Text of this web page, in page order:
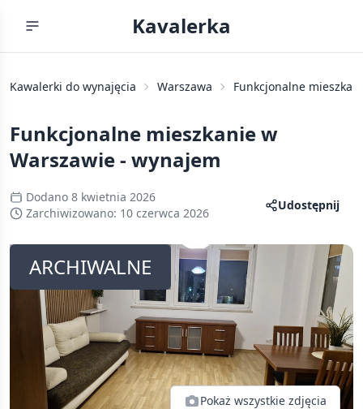
Kavalerka
Kawalerki do wynajęcia Warszawa Funkcjonalne
Funkcjonalne mieszkanie w
Warszawie - wynajem
Dodano 8 kwietnia 2026
Zarchiwizowano: 10 czerwca 2026
Udostępnij
ARCHIWALNE
Pokaż wszystkie zdjęcia